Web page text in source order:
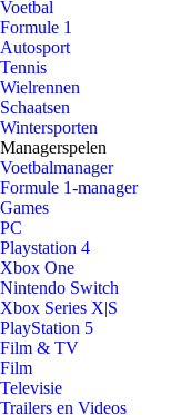
Voetbal
Formule 1
Autosport
Tennis
Wielrennen
Schaatsen
Wintersporten
Managerspelen
Voetbalmanager
Formule 1-manager
Games
PC
Playstation 4
Xbox One
Nintendo Switch
Xbox Series X|S
PlayStation 5
Film & TV
Film
Televisie
Trailers en Videos